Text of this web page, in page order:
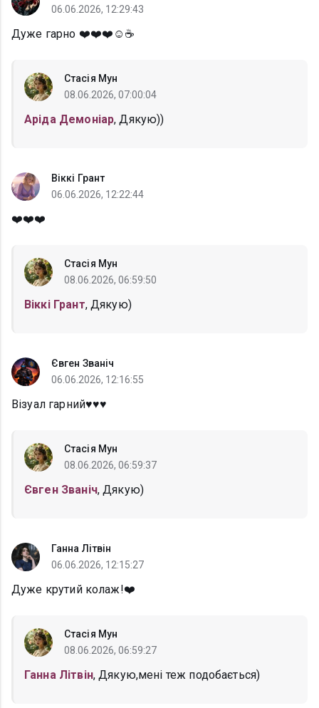
06.06.2026, 12:29:43
Дуже гарно ❤️❤️❤️☺️☕
Стасія Мун
08.06.2026, 07:00:04
Аріда Демоніар, Дякую))
Віккі Грант
06.06.2026, 12:22:44
❤️❤️❤️
Стасія Мун
08.06.2026, 06:59:50
Віккі Грант, Дякую)
Євген Званіч
06.06.2026, 12:16:55
Візуал гарний♥️♥️♥️
Стасія Мун
08.06.2026, 06:59:37
Євген Званіч, Дякую)
Ганна Літвін
06.06.2026, 12:15:27
Дуже крутий колаж!❤️
Стасія Мун
08.06.2026, 06:59:27
Ганна Літвін, Дякую,мені теж подобається)